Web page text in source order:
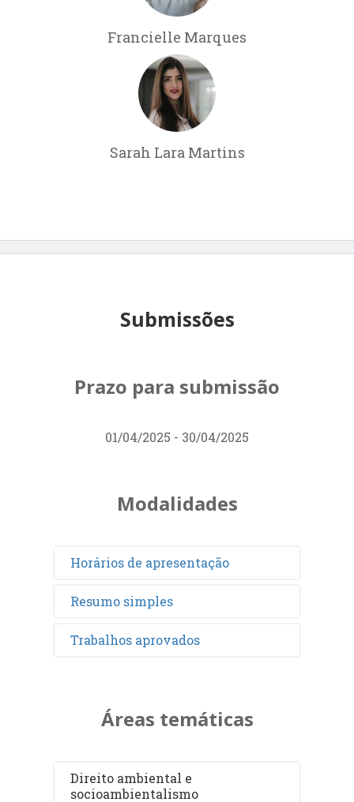
Francielle Marques
Sarah Lara Martins
Submissões
Prazo para submissão
01/04/2025 - 30/04/2025
Modalidades
Horários de apresentação
Resumo simples
Trabalhos aprovados
Áreas temáticas
Direito ambiental e
socioambientalismo